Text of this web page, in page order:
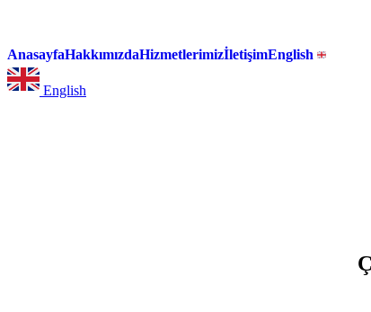
AnasayfaHakkımızdaHizmetlerimizİletişimEnglish
English